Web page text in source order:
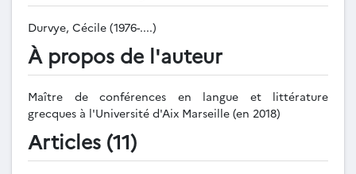
Durvye, Cécile (1976-....)
À propos de l'auteur
Maître de conférences en langue et littérature
grecques à l'Université d'Aix Marseille (en 2018)
Articles (11)